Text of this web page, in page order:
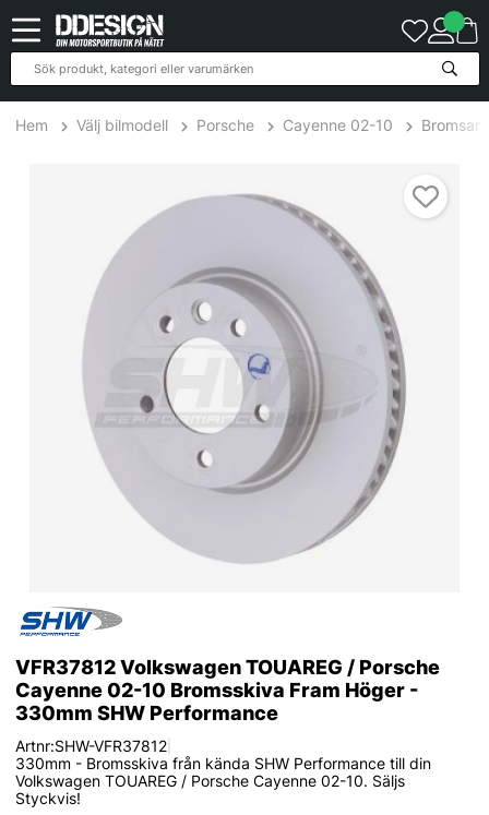
Hem Välj bilmodell Porsche Cayenne 02-10 Bromsar
VFR37812 Volkswagen TOUAREG / Porsche
Cayenne 02-10 Bromsskiva Fram Höger -
330mm SHW Performance
Artnr:SHW-VFR37812|
330mm - Bromsskiva från kända SHW Performance till din
Volkswagen TOUAREG / Porsche Cayenne 02-10. Säljs
Styckvis!